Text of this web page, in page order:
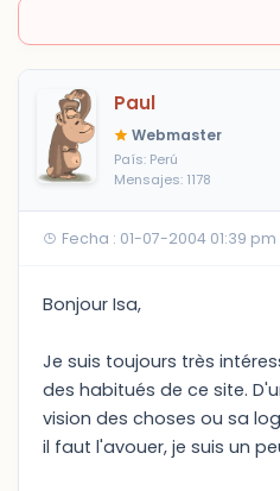
Paul
Webmaster
País: Perú
Mensajes: 1178
Fecha : 01-07-2004 01:39 pm
Bonjour Isa,
Je suis toujours très
des habitués de ce site.
vision des choses ou sa
il faut l'avouer, je suis un